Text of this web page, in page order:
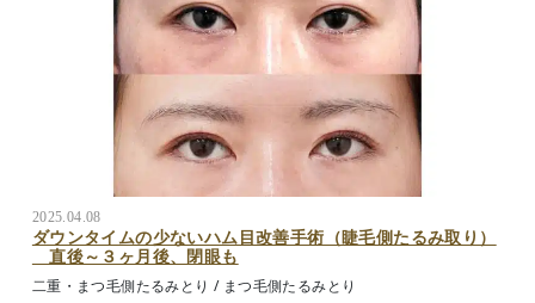
2025.04.08
ダウンタイムの少ないハム目改善手術（睫毛側たるみ取り）
直後～３ヶ月後、閉眼も
二重・まつ毛側たるみとり / まつ毛側たるみとり